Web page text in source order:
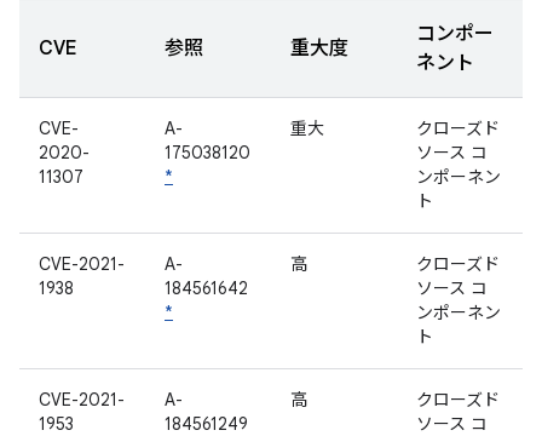
CVE 参照 重大度
コンポー
ネント
CVE-
2020-
11307
A-
175038120
*
重大
クローズド
ソース コ
ンポーネン
ト
CVE-2021-
1938
A-
184561642
*
高
クローズド
ソース コ
ンポーネン
ト
CVE-2021-
1953
A-
184561249
高
クローズド
ソース コ